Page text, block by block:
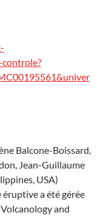
Balcone-Boissard,
Jean-Guillaume
USA)
a été gérée
and